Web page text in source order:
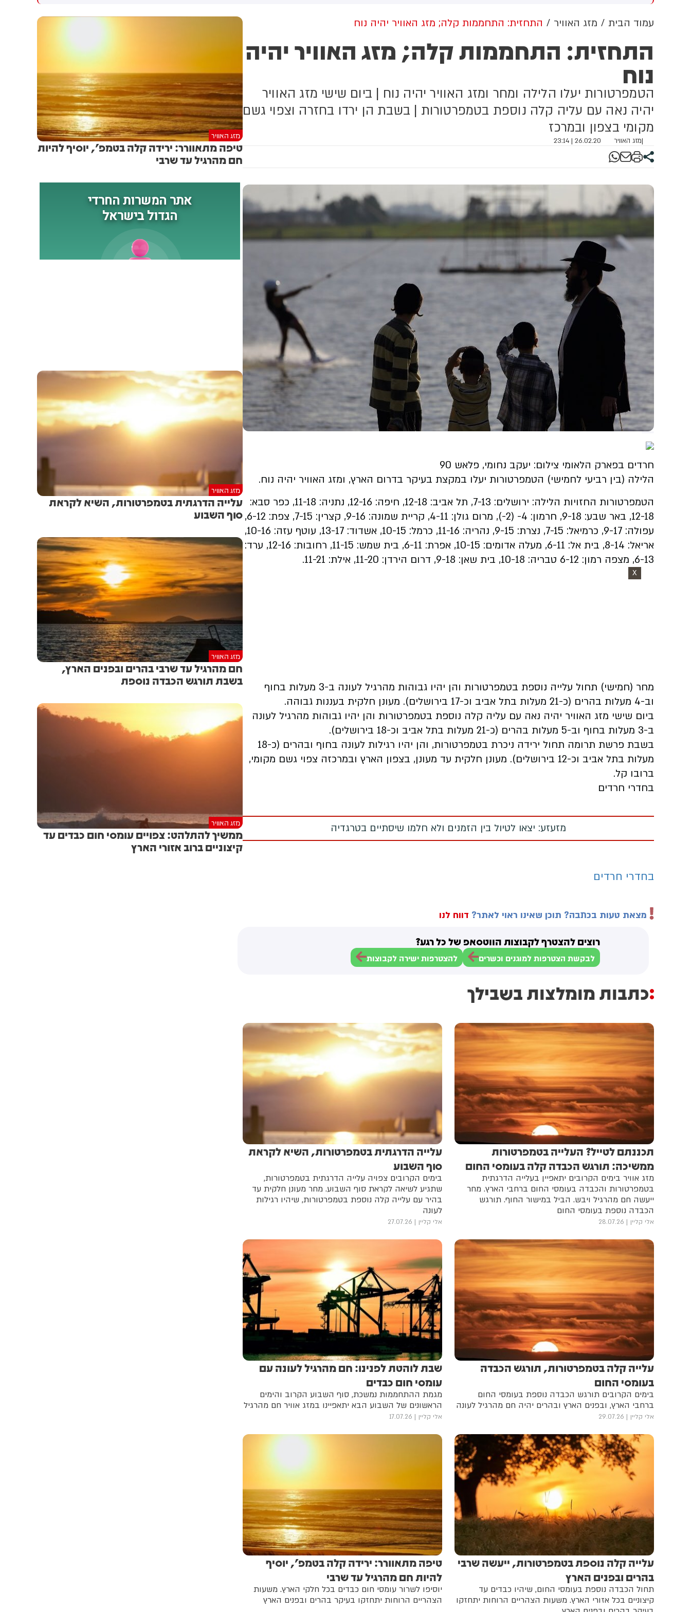
בשווי כולל של 3 מיליון שקל
של חייל צה"ל, בעוד שבפועל
השביעית)
מלבנון ומארה”ב מאשרים כי
שמנעה את ההסלמה בדרום
לבנון.
מילואים ולחמו בגבורה כדי להגן
הלב למשפחות שאיבדו את
להן מכל, ומאחלים רפואה שלמה
ללוחמינו שנפצעו באותה תקרית.
יהי זכר גיבורינו ברוך ונצור בלב
האומה"
עמוד הבית מזג האוויר התחזית: התחממות קלה; מזג האוויר יהיה נוח
התחזית: התחממות קלה; מזג האוויר יהיה
נוח
הטמפרטורות יעלו הלילה ומחר ומזג האוויר יהיה נוח | ביום שישי מזג האוויר
יהיה נאה עם עליה קלה נוספת בטמפרטורות | בשבת הן ירדו בחזרה וצפוי גשם
מקומי בצפון ובמרכז
|מזג האוויר 26.02.20 | 23:14
חרדים בפארק הלאומי צילום: יעקב נחומי, פלאש 90
הלילה (בין רביעי לחמישי) הטמפרטורות יעלו במקצת בעיקר בדרום הארץ, ומזג האוויר יהיה נוח.
הטמפרטורות החזויות הלילה: ירושלים: 7-13, תל אביב: 12-18, חיפה: 12-16, נתניה: 11-18, כפר סבא:
12-18, באר שבע: 9-18, חרמון: 4- (2-), מרום גולן: 4-11, קריית שמונה: 9-16, קצרין: 7-15, צפת: 6-12,
עפולה: 9-17, כרמיאל: 7-15, נצרת: 9-15, נהריה: 11-16, כרמל: 10-15, אשדוד: 13-17, עוטף עזה: 10-16,
אריאל: 8-14, בית אל: 6-11, מעלה אדומים: 10-15, אפרת: 6-11, בית שמש: 11-15, רחובות: 12-16, ערד:
6-13, מצפה רמון: 6-12 טבריה: 10-18, בית שאן: 9-18, דרום הירדן: 11-20, אילת: 11-21.
X
מחר (חמישי) תחול עלייה נוספת בטמפרטורות והן יהיו גבוהות מהרגיל לעונה ב-3 מעלות בחוף
וב-4 מעלות בהרים (כ-21 מעלות בתל אביב וכ-17 בירושלים). מעונן חלקית בעננות גבוהה.
ביום שישי מזג האוויר יהיה נאה עם עליה קלה נוספת בטמפרטורות והן יהיו גבוהות מהרגיל לעונה
ב-3 מעלות בחוף וב-5 מעלות בהרים (כ-21 מעלות בתל אביב וכ-18 בירושלים).
בשבת פרשת תרומה תחול ירידה ניכרת בטמפרטורות, והן יהיו רגילות לעונה בחוף ובהרים (כ-18
מעלות בתל אביב וכ-12 בירושלים). מעונן חלקית עד מעונן, בצפון הארץ ובמרכזה צפוי גשם מקומי,
ברובו קל.
בחדרי חרדים
מזעזע: יצאו לטיול בין הזמנים ולא חלמו שיסתיים בטרגדיה
בחדרי חרדים
מצאת טעות בכתבה? תוכן שאינו ראוי לאתר? דווח לנו
רוצים להצטרף לקבוצות הווטסאפ של כל רגע?
לבקשת הצטרפות למוגנים וכשרים להצטרפות ישירה לקבוצות
כתבות מומלצות בשבילך
תכננתם לטייל? העלייה בטמפרטורות
ממשיכה: תורגש הכבדה קלה בעומסי החום
מזג אוויר בימים הקרובים יתאפיין בעלייה הדרגתית
בטמפרטורות והכבדה בעומסי החום ברחבי הארץ. מחר
ייעשה חם מהרגיל ויבש. הביל במישור החוף. תורגש
הכבדה נוספת בעומסי החום
אלי קליין 28.07.26
עלייה הדרגתית בטמפרטורות, השיא לקראת
סוף השבוע
בימים הקרובים צפויה עלייה הדרגתית בטמפרטורות,
שתגיע לשיאה לקראת סוף השבוע. מחר מעונן חלקית עד
בהיר עם עלייה קלה נוספת בטמפרטורות, שיהיו רגילות
לעונה
אלי קליין 27.07.26
עלייה קלה בטמפרטורות, תורגש הכבדה
בעומסי החום
בימים הקרובים תורגש הכבדה נוספת בעומסי החום
ברחבי הארץ, ובפנים הארץ ובהרים יהיה חם מהרגיל לעונה
אלי קליין 29.07.26
שבת לוהטת לפנינו: חם מהרגיל לעונה עם
עומסי חום כבדים
מגמת ההתחממות נמשכת, סוף השבוע הקרוב והימים
הראשונים של השבוע הבא יתאפיינו במזג אוויר חם מהרגיל
אלי קליין 17.07.26
עלייה קלה נוספת בטמפרטורות, ייעשה שרבי
בהרים ובפנים הארץ
תחול הכבדה נוספת בעומסי החום, שיהיו כבדים עד
קיצוניים בכל אזורי הארץ. משעות הצהריים הרוחות יתחזקו
טיפה מתאוורר: ירידה קלה בטמפ', יוסיף
להיות חם מהרגיל עד שרבי
יוסיפו לשרור עומסי חום כבדים בכל חלקי הארץ. משעות
הצהריים הרוחות יתחזקו בעיקר בהרים ובפנים הארץ
מזג האוויר
טיפה מתאוורר: ירידה קלה בטמפ', יוסיף להיות
חם מהרגיל עד שרבי
מזג האוויר
עלייה הדרגתית בטמפרטורות, השיא לקראת
סוף השבוע
מזג האוויר
חם מהרגיל עד שרבי בהרים ובפנים הארץ,
בשבת תורגש הכבדה נוספת
מזג האוויר
ממשיך להתלהט: צפויים עומסי חום כבדים עד
קיצוניים ברוב אזורי הארץ